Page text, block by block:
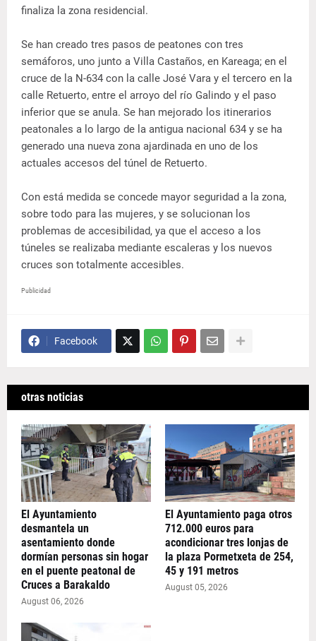
finaliza la zona residencial.
Se han creado tres pasos de peatones con tres
semáforos, uno junto a Villa Castaños, en Kareaga; en el
cruce de la N-634 con la calle José Vara y el tercero en la
calle Retuerto, entre el arroyo del río Galindo y el paso
inferior que se anula. Se han mejorado los itinerarios
peatonales a lo largo de la antigua nacional 634 y se ha
generado una nueva zona ajardinada en uno de los
actuales accesos del túnel de Retuerto.
Con está medida se concede mayor seguridad a la zona,
sobre todo para las mujeres, y se solucionan los
problemas de accesibilidad, ya que el acceso a los
túneles se realizaba mediante escaleras y los nuevos
cruces son totalmente accesibles.
Publicidad
Facebook
otras noticias
El Ayuntamiento
desmantela un
asentamiento donde
dormían personas sin hogar
en el puente peatonal de
Cruces a Barakaldo
August 06, 2026
El Ayuntamiento paga otros
712.000 euros para
acondicionar tres lonjas de
la plaza Pormetxeta de 254,
45 y 191 metros
August 05, 2026